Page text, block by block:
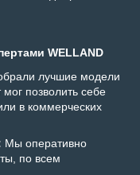
WELLAND
лучшие модели
позволить себе
в коммерческих
Мы оперативно
по всем